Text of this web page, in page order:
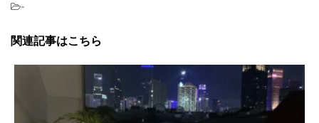
-
関連記事はこちら